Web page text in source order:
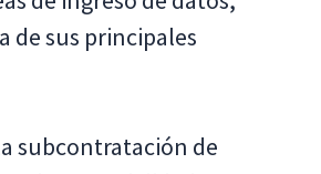
de sus principales
subcontratación de